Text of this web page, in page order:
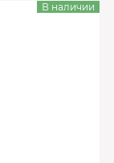
В наличии